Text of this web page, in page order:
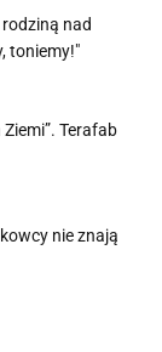
nad
toniemy!"
Terafab
nie znają